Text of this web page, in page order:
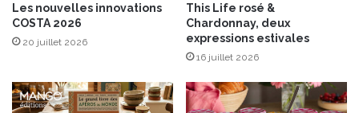
Les nouvelles innovations
COSTA 2026
20 juillet 2026
This Life rosé &
Chardonnay, deux
expressions estivales
16 juillet 2026